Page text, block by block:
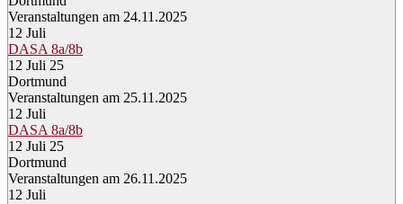
Veranstaltungen am 24.11.2025
12 Juli
DASA 8a/8b
12 Juli 25
Dortmund
Veranstaltungen am 25.11.2025
12 Juli
DASA 8a/8b
12 Juli 25
Dortmund
Veranstaltungen am 26.11.2025
12 Juli